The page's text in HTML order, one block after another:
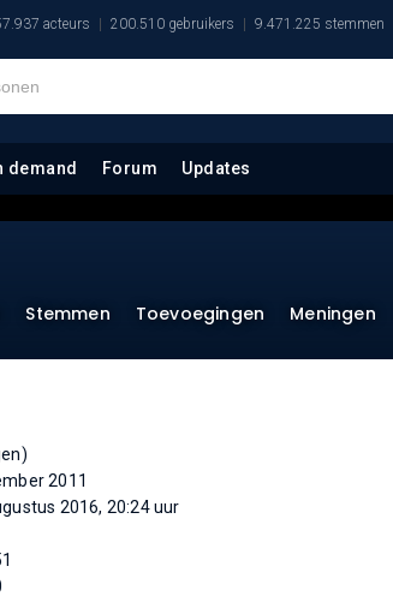
acteurs 200.510 gebruikers 9.471.225 stemmen
demand Forum Updates
Stemmen Toevoegingen Meningen
2011
2016, 20:24 uur